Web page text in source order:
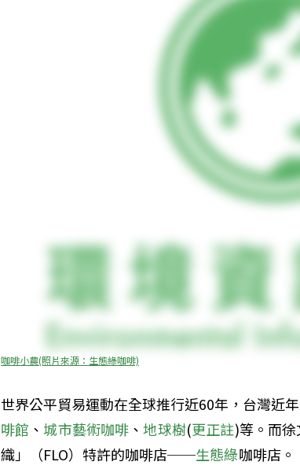
咖啡小農(照片來源：生態綠咖啡)
世界公平貿易運動在全球推行近60年，台灣近
啡館 、 城市藝術咖啡 、地球樹(更正註)等。而
織」（FLO）特許的咖啡店──生態綠咖啡店。